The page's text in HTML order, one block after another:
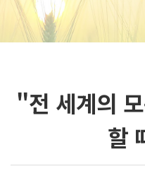
"전 세계의
할